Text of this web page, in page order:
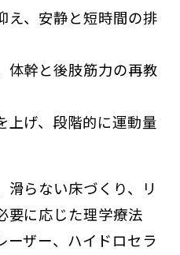
え、安静と短時間の排
体幹と後肢筋力の再教
上げ、段階的に運動量
らない床づくり、リ
要に応じた理学療法
ーザー、ハイドロセラ